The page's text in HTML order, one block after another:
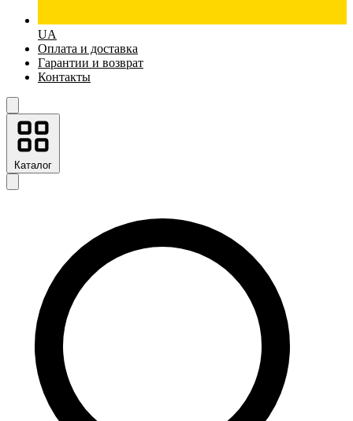
UA
Оплата и доставка
Гарантии и возврат
Контакты
Каталог